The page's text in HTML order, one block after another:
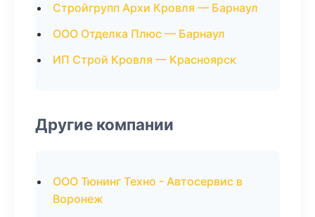
Стройгрупп Архи Кровля — Барнаул
ООО Отделка Плюс — Барнаул
ИП Строй Кровля — Красноярск
Другие компании
ООО Тюнинг Техно - Автосервис в
Воронеж